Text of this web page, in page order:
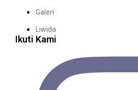
Galeri
Liwida
Ikuti Kami